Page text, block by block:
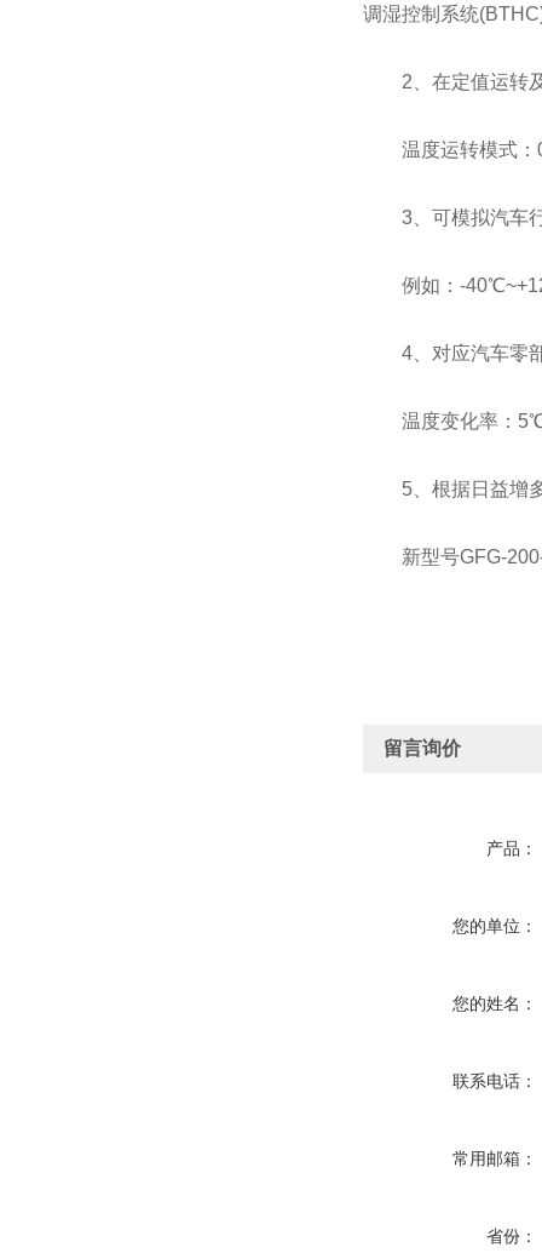
调湿控制系统
2、在定值运转及
温度运转模式：0℃
3、可模拟汽车行
例如：-
4、对应汽车零部
温度变化率：5℃/
5、根据日益增多
新型号GFG-200-
留言询价
产品：
您的单位：
您的姓名：
联系电话：
常用邮箱：
省份：